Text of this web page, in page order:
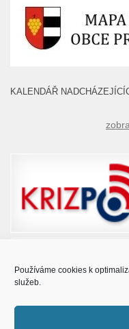
Používáme cookies k
služeb.
KALENDÁŘ